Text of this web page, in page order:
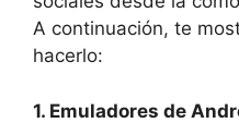
A ⁢continuación,​ te
hacerlo:
1. Emuladores de